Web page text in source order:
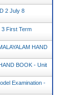
2 July 8
3 First Term
HAND
BOOK - Unit
Examination -